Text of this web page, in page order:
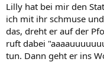
Lilly hat bei mir den
ich mit ihr schmuse
das, dreht er auf der
ruft dabei
tun. Dann geht er ins